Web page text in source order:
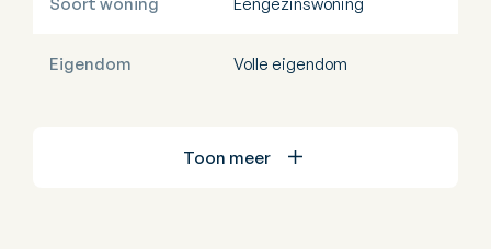
Eigendom Volle eigendom
Toon meer